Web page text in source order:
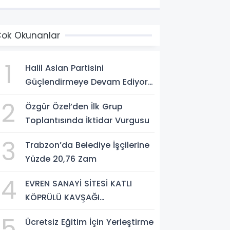
Okunanlar
1
Halil Aslan Partisini
Güçlendirmeye Devam Ediyor:
2
Özgür Özel’den İlk Grup
Toplantısında İktidar Vurgusu
3
Trabzon’da Belediye İşçilerine
Yüzde 20,76 Zam
4
EVREN SANAYİ SİTESİ KATLI
KÖPRÜLÜ KAVŞAĞI
BAŞLADI
Ücretsiz Eğitim İçin Yerleştirme